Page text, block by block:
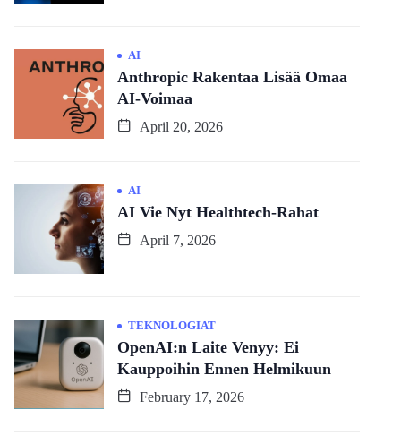
AI
Anthropic Rakentaa Lisää Omaa
AI-Voimaa
April 20, 2026
AI
AI Vie Nyt Healthtech-Rahat
April 7, 2026
TEKNOLOGIAT
OpenAI:n Laite Venyy: Ei
Kauppoihin Ennen Helmikuun
February 17, 2026